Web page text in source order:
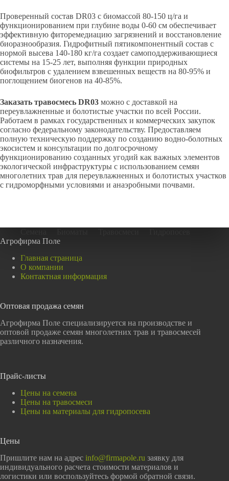
Проверенный состав DR03 с биомассой 80-150 ц/га и
функционированием при глубине воды 0-60 см обеспечивает
эффективную фиторемедиацию загрязнений и восстановление
биоразнообразия. Гидрофитный пятикомпонентный состав с
нормой высева 140-180 кг/га создает самоподдерживающиеся
системы на 15-25 лет, выполняя функции природных
биофильтров с удалением взвешенных веществ на 80-95% и
поглощением биогенов на 40-85%.
Заказать травосмесь DR03 можно с доставкой на
переувлажненные и болотистые участки по всей России.
Работаем в рамках государственных и коммерческих закупок
согласно федеральному законодательству. Предоставляем
полную техническую поддержку по созданию водно-болотных
экосистем и консультации по долгосрочному
функционированию созданных угодий как важных элементов
экологической инфраструктуры с использованием семян
многолетних трав для переувлажненных и болотистых участков
с гидроморфными условиями и анаэробными почвами.
Агрофирма Поле
Главная страница
О компании
Контактная информация
Оптовая продажа семян
Агрофирма Поле специализируется на производстве и
оптовой продаже семян многолетних трав и травосмесей
различного назначения.
Прайс-листы
Цены на семена
Цены на травосмеси
Цены на материалы для гидропосева
Цены
Пришлите нам на адрес info@firmapole.ru заявку для
индивидуального расчета стоимости материалов и
логистики или воспользуйтесь формой обратной связи.